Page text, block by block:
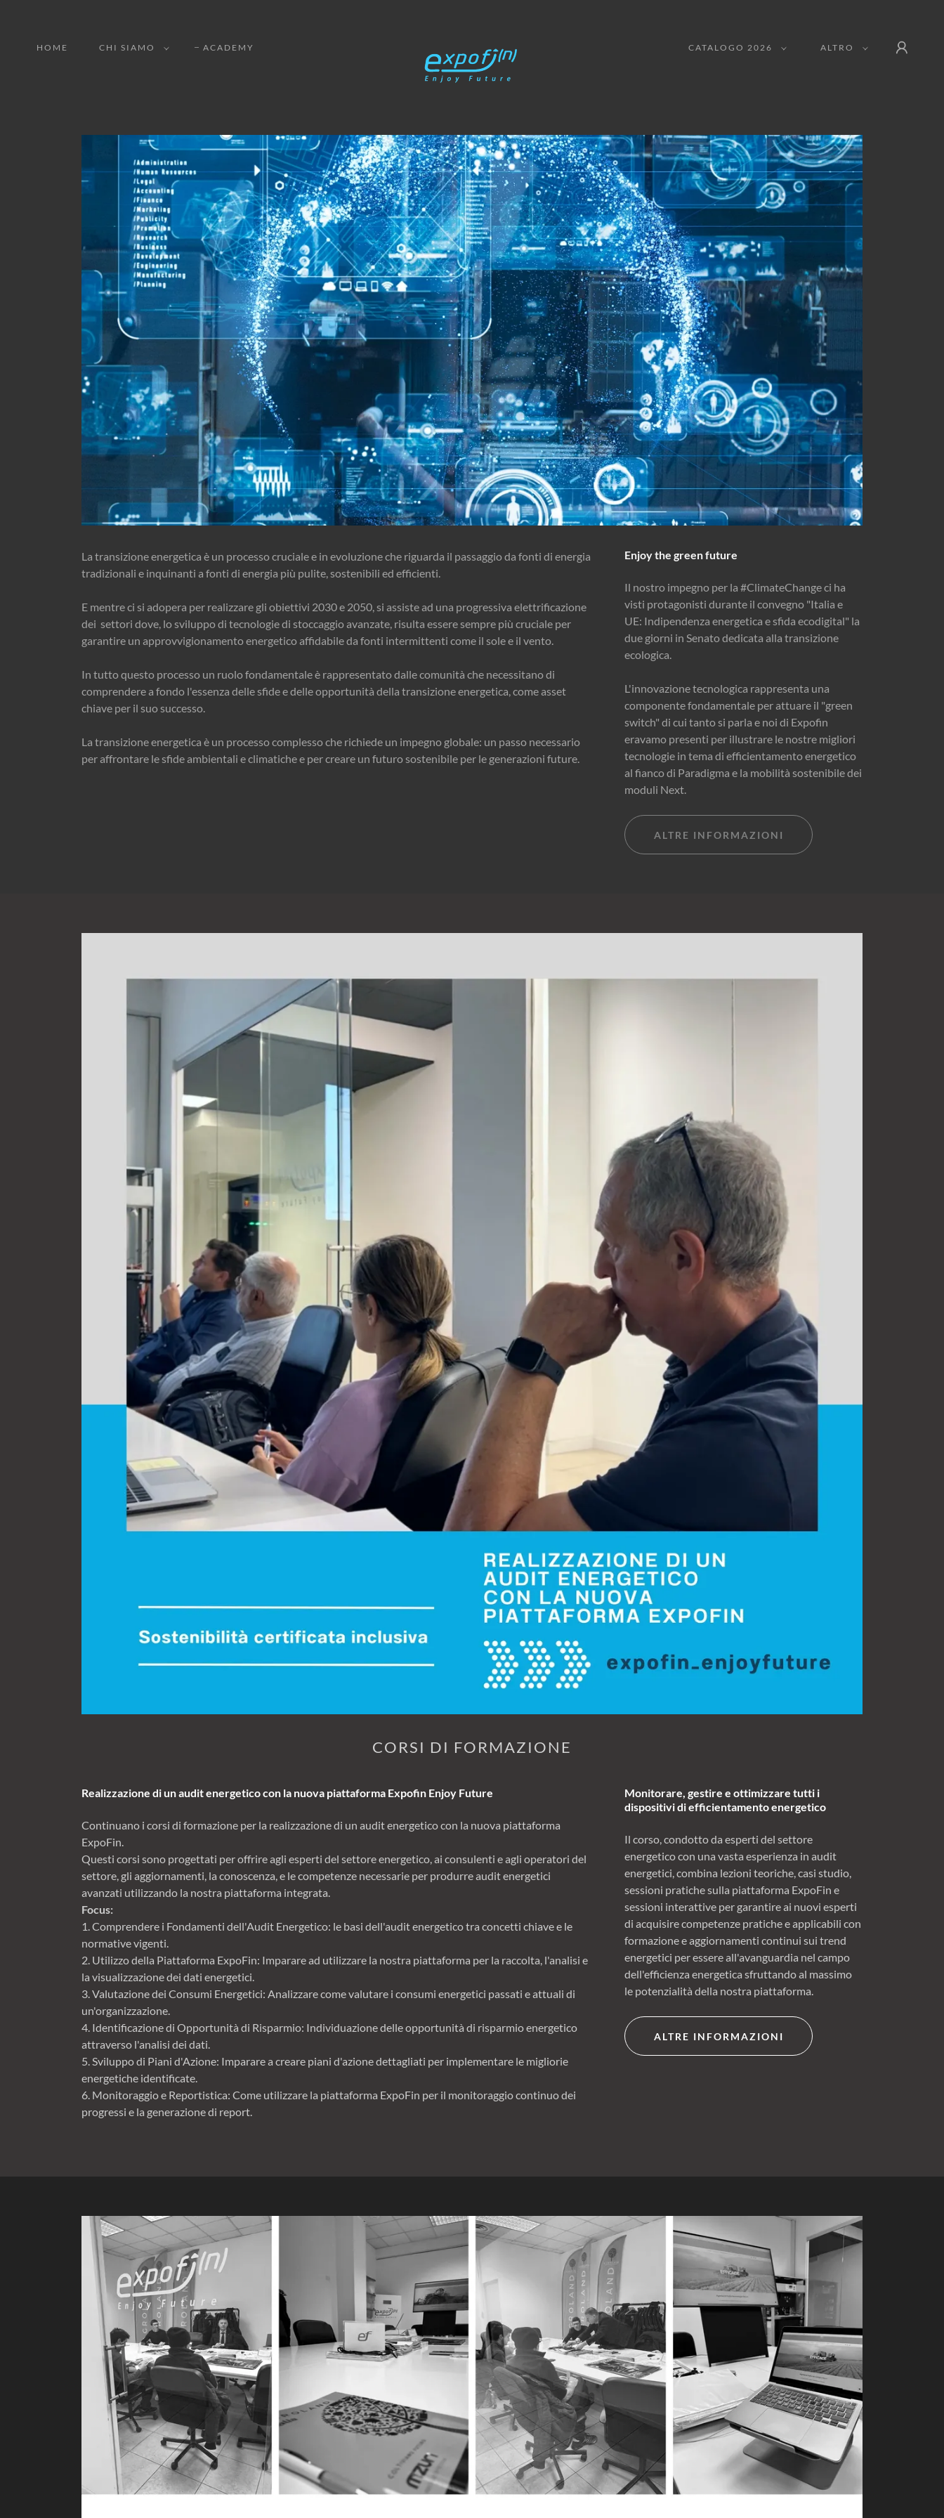
HOME CHI SIAMO ACADEMY CATALOGO 2026 ALTRO
La transizione energetica è un processo cruciale e in evoluzione che riguarda il passaggio da fonti di energia
tradizionali e inquinanti a fonti di energia più pulite, sostenibili ed efficienti.
E mentre ci si adopera per realizzare gli obiettivi 2030 e 2050, si assiste ad una progressiva elettrificazione
dei settori dove, lo sviluppo di tecnologie di stoccaggio avanzate, risulta essere sempre più cruciale per
garantire un approvvigionamento energetico affidabile da fonti intermittenti come il sole e il vento.
In tutto questo processo un ruolo fondamentale è rappresentato dalle comunità che necessitano di
comprendere a fondo l'essenza delle sfide e delle opportunità della transizione energetica, come asset
chiave per il suo successo.
La transizione energetica è un processo complesso che richiede un impegno globale: un passo necessario
per affrontare le sfide ambientali e climatiche e per creare un futuro sostenibile per le generazioni future.
Enjoy the green future
Il nostro impegno per la #ClimateChange ci ha
visti protagonisti durante il convegno "Italia e
UE: Indipendenza energetica e sfida ecodigital" la
due giorni in Senato dedicata alla transizione
ecologica.
L'innovazione tecnologica rappresenta una
componente fondamentale per attuare il "green
switch" di cui tanto si parla e noi di Expofin
eravamo presenti per illustrare le nostre migliori
tecnologie in tema di efficientamento energetico
al fianco di Paradigma e la mobilità sostenibile dei
moduli Next.
ALTRE INFORMAZIONI
CORSI DI FORMAZIONE
Realizzazione di un audit energetico con la nuova piattaforma Expofin Enjoy Future
Continuano i corsi di formazione per la realizzazione di un audit energetico con la nuova piattaforma
ExpoFin.
Questi corsi sono progettati per offrire agli esperti del settore energetico, ai consulenti e agli operatori del
settore, gli aggiornamenti, la conoscenza, e le competenze necessarie per produrre audit energetici
avanzati utilizzando la nostra piattaforma integrata.
Focus:
1. Comprendere i Fondamenti dell'Audit Energetico: le basi dell'audit energetico tra concetti chiave e le
normative vigenti.
2. Utilizzo della Piattaforma ExpoFin: Imparare ad utilizzare la nostra piattaforma per la raccolta, l'analisi e
la visualizzazione dei dati energetici.
3. Valutazione dei Consumi Energetici: Analizzare come valutare i consumi energetici passati e attuali di
un'organizzazione.
4. Identificazione di Opportunità di Risparmio: Individuazione delle opportunità di risparmio energetico
attraverso l'analisi dei dati.
5. Sviluppo di Piani d'Azione: Imparare a creare piani d'azione dettagliati per implementare le migliorie
energetiche identificate.
6. Monitoraggio e Reportistica: Come utilizzare la piattaforma ExpoFin per il monitoraggio continuo dei
progressi e la generazione di report.
Monitorare, gestire e ottimizzare tutti i
dispositivi di efficientamento energetico
Il corso, condotto da esperti del settore
energetico con una vasta esperienza in audit
energetici, combina lezioni teoriche, casi studio,
sessioni pratiche sulla piattaforma ExpoFin e
sessioni interattive per garantire ai nuovi esperti
di acquisire competenze pratiche e applicabili con
formazione e aggiornamenti continui sui trend
energetici per essere all'avanguardia nel campo
dell'efficienza energetica sfruttando al massimo
le potenzialità della nostra piattaforma.
ALTRE INFORMAZIONI